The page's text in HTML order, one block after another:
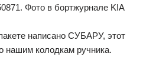
написано СУБАРУ, этот
нашим колодкам ручника.